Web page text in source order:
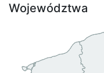
Województwa